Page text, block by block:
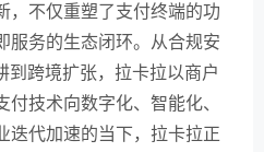
，不仅重塑了支付终端的功
服务的生态闭环。从合规安
到跨境扩张，拉卡拉以商户
技术向数字化、智能化、
迭代加速的当下，拉卡拉正